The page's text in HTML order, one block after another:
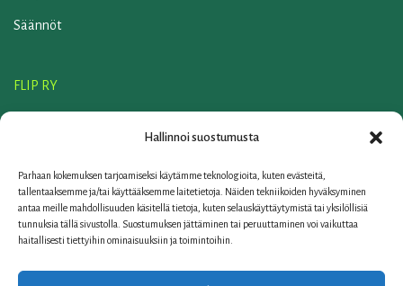
Hallinnoi suostumusta
Parhaan kokemuksen tarjoamiseksi käytämme teknologioita, kuten evästeitä,
tallentaaksemme ja/tai käyttääksemme laitetietoja. Näiden tekniikoiden hyväksyminen
antaa meille mahdollisuuden käsitellä tietoja, kuten selauskäyttäytymistä tai yksilöllisiä
tunnuksia tällä sivustolla. Suostumuksen jättäminen tai peruuttaminen voi vaikuttaa
haitallisesti tiettyihin ominaisuuksiin ja toimintoihin.
Säännöt
FLIP RY
ELKER OY
Yhteystiedot